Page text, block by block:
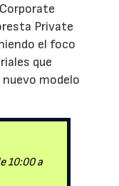
Private
el foco
que
modelo
10:00 a